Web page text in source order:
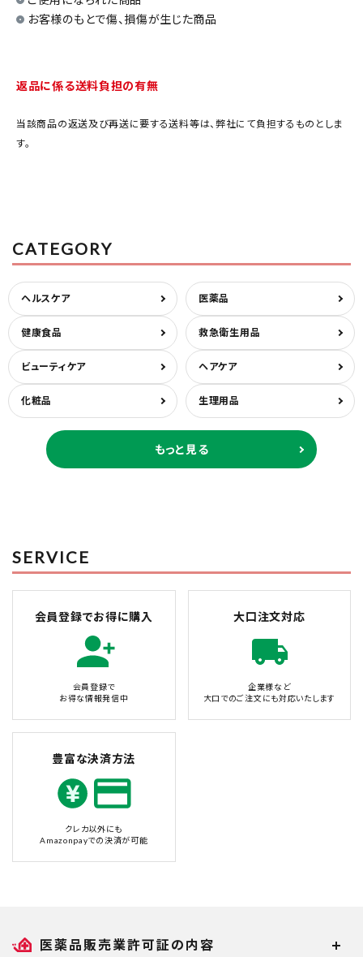
プライバシーポリシー
お問い合わせ
お客様のもとで傷、損傷が生じた商品
返品に係る送料負担の有無
当該商品の返送及び再送に要する送料等は、弊社にて負担するものとしま
す。
CATEGORY
ヘルスケア 医薬品
健康食品 救急衛生用品
ビューティケア ヘアケア
化粧品 生理用品
もっと見る
SERVICE
会員登録でお得に購入
会員登録で
お得な情報発信中
大口注文対応
企業様など
大口でのご注文にも対応いたします
豊富な決済方法
クレカ以外にも
Amazonpayでの決済が可能
医薬品販売業許可証の内容